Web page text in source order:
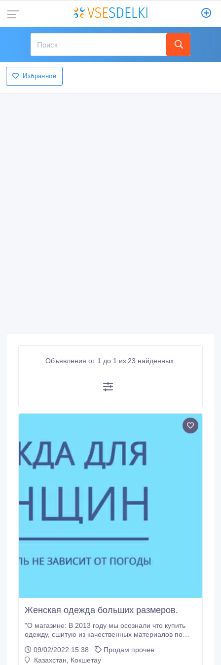
Избранное
Объявления от 1 до 1 из 23 найденных.
Женская одежда больших размеров.
"О магазине: В 2013 году мы осознали что купить
одежду, сшитую из качественных материалов по
Казахстане. Либо за такое удовольствие приходится
платить баснословные деньги, либо
09/02/2022 15:38
Продам прочее
Казахстан, Кокшетау